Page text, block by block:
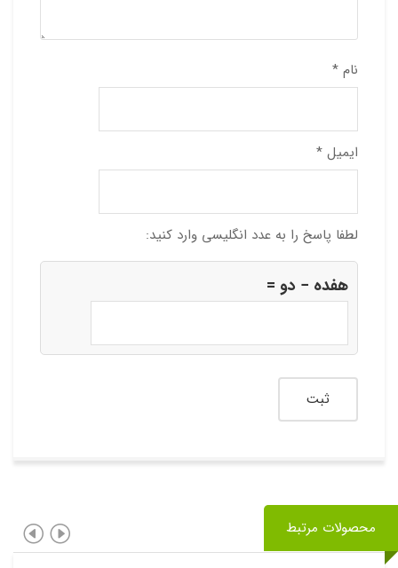
نام *
ایمیل *
لطفا پاسخ را به عدد انگلیسی وارد کنید:
هفده − دو =
محصولات مرتبط